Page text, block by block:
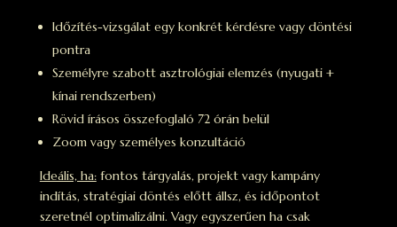
Időzítés-vizsgálat egy konkrét kérdésre vagy döntési
pontra
Személyre szabott asztrológiai elemzés (nyugati +
kínai rendszerben)
Rövid írásos összefoglaló 72 órán belül
Zoom vagy személyes konzultáció
Ideális, ha:fontos tárgyalás, projekt vagy kampány
indítás, stratégiai döntés előtt állsz, és időpontot
szeretnél optimalizálni. Vagy egyszerűen ha csak